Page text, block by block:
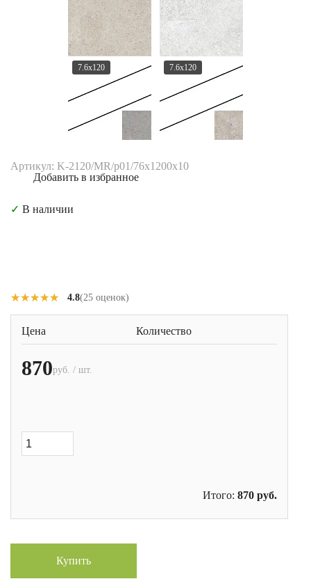
7.6x120 7.6x120
Артикул: K-2120/MR/p01/76x1200x10
Добавить в избранное
✓ В наличии
★★★★★
★★★★★ 4.8(25 оценок)
Цена Количество
870руб. / шт.
Итого: 870 руб.
Купить